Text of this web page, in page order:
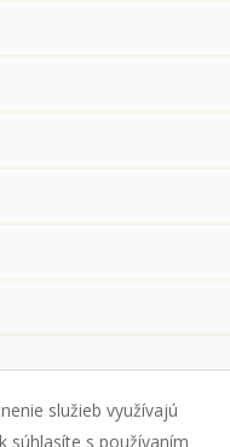
služieb využívajú
súhlasíte s používaním